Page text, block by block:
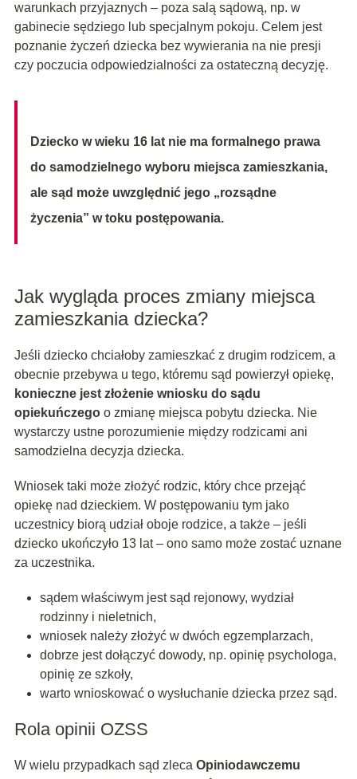
warunkach przyjaznych – poza salą sądową, np. w
gabinecie sędziego lub specjalnym pokoju. Celem jest
poznanie życzeń dziecka bez wywierania na nie presji
czy poczucia odpowiedzialności za ostateczną decyzję.
Dziecko w wieku 16 lat nie ma formalnego prawa
do samodzielnego wyboru miejsca zamieszkania,
ale sąd może uwzględnić jego „rozsądne
życzenia” w toku postępowania.
Jak wygląda proces zmiany miejsca
zamieszkania dziecka?
Jeśli dziecko chciałoby zamieszkać z drugim rodzicem, a
obecnie przebywa u tego, któremu sąd powierzył opiekę,
konieczne jest złożenie wniosku do sądu
opiekuńczegoo zmianę miejsca pobytu dziecka. Nie
wystarczy ustne porozumienie między rodzicami ani
samodzielna decyzja dziecka.
Wniosek taki może złożyć rodzic, który chce przejąć
opiekę nad dzieckiem. W postępowaniu tym jako
uczestnicy biorą udział oboje rodzice, a także – jeśli
dziecko ukończyło 13 lat – ono samo może zostać uznane
za uczestnika.
sądem właściwym jest sąd rejonowy, wydział
rodzinny i nieletnich,
wniosek należy złożyć w dwóch egzemplarzach,
dobrze jest dołączyć dowody, np. opinię psychologa,
opinię ze szkoły,
warto wnioskować o wysłuchanie dziecka przez sąd.
Rola opinii OZSS
W wielu przypadkach sąd zleca Opiniodawczemu